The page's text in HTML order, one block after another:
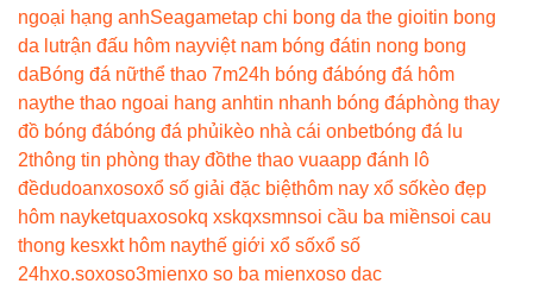
ngoại hạng anhSeagametap chi bong da the gioitin bong
da lutrận đấu hôm nayviệt nam bóng đátin nong bong
daBóng đá nữthể thao 7m24h bóng đábóng đá hôm
naythe thao ngoai hang anhtin nhanh bóng đáphòng thay
đồ bóng đábóng đá phủikèo nhà cái onbetbóng đá lu
2thông tin phòng thay đồthe thao vuaapp đánh lô
đềdudoanxosoxổ số giải đặc biệthôm nay xổ sốkèo đẹp
hôm nayketquaxosokq xskqxsmnsoi cầu ba miềnsoi cau
thong kesxkt hôm naythế giới xổ sốxổ số
24hxo.soxoso3mienxo so ba mienxoso dac